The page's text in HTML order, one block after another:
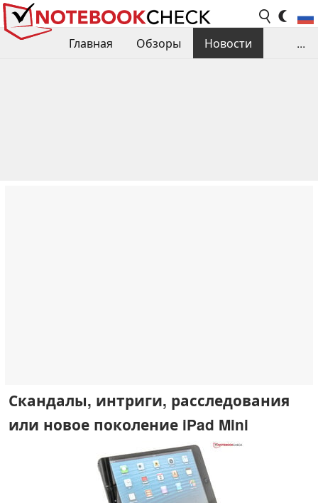
Главная Обзоры
Новости
...
Скандалы, интриги, расследования
или новое поколение iPad Mini